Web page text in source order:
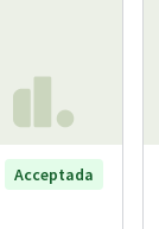
Acceptada